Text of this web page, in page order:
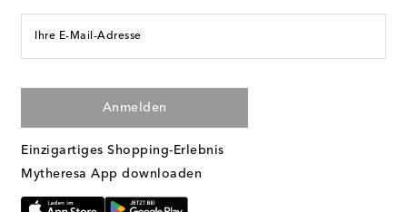
Ihre E-Mail-Adresse
Anmelden
Einzigartiges Shopping-Erlebnis
Mytheresa App downloaden